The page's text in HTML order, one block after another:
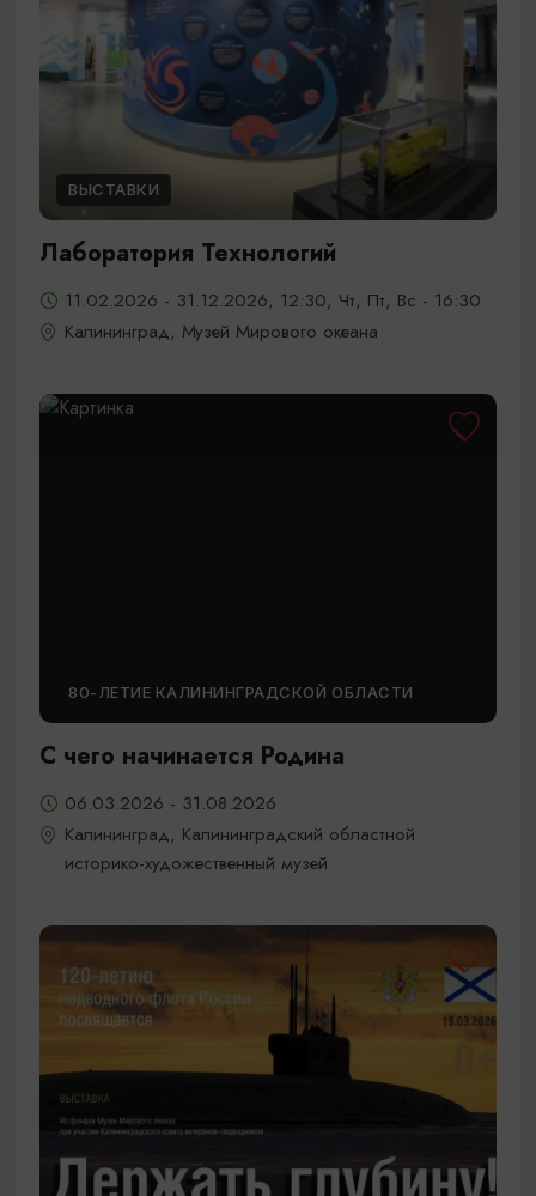
ВЫСТАВКИ
Лаборатория Технологий
11.02.2026 - 31.12.2026, 12:30, Чт, Пт, Вс - 16:30
Калининград, Музей Мирового океана
80-ЛЕТИЕ КАЛИНИНГРАДСКОЙ ОБЛАСТИ
С чего начинается Родина
06.03.2026 - 31.08.2026
Калининград, Калининградский областной
историко-художественный музей